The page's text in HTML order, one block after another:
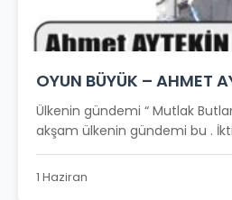
OYUN BÜYÜK – AHMET
Ülkenin gündemi “ Mutlak
akşam ülkenin gündemi bu .
1 Haziran